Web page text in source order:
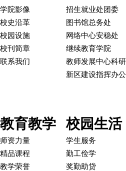
学院影像
校史沿革
校园设施
校刊简章
联系我们
招生就业处团委
图书馆总务处
网络中心安稳处
继续教育学院
教师发展中心科
新区建设指挥办
教育教学
师资力量
精品课程
教学荣誉
校园生活
学生服务
勤工俭学
奖勤助贷